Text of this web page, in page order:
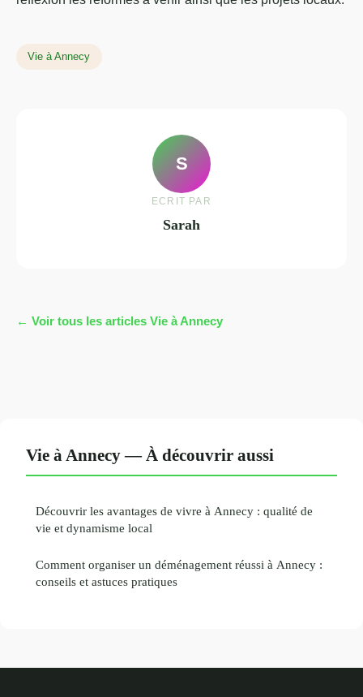
Vie à Annecy
S
ECRIT PAR
Sarah
← Voir tous les articles Vie à Annecy
Vie à Annecy — À découvrir aussi
Découvrir les avantages de vivre à Annecy : qualité de
vie et dynamisme local
Comment organiser un déménagement réussi à Annecy :
conseils et astuces pratiques